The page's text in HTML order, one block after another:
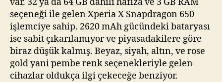
seçeneği ile gelen Xperia X Snapdragon 650
işlemciye sahip. 2620 mAh gücündeki bataryası
ise sabit çıkarılamıyor ve piyasadakilere göre
biraz düşük kalmış. Beyaz, siyah, altın, ve rose
gold yani pembe renk seçenekleriyle gelen
cihazlar oldukça ilgi çekeceğe benziyor.